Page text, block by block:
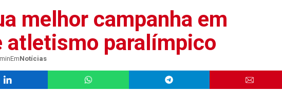
melhor campanha em
atletismo paralímpico
EmNotícias